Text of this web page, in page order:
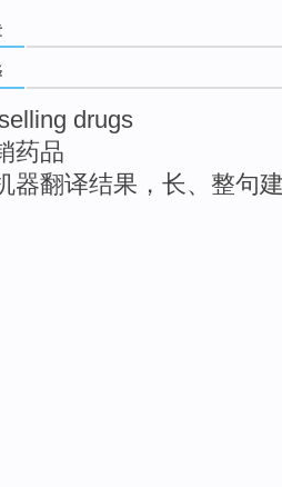
drugs
药品
器翻译结果，长、整句